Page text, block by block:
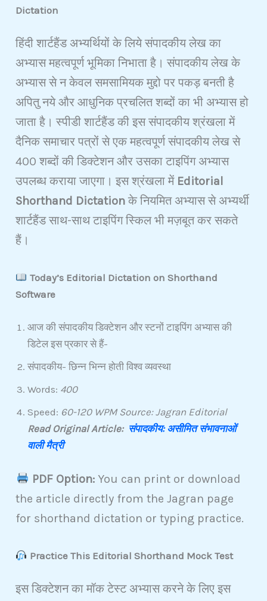
Dictation
हिंदी शार्टहैंड अभ्यर्थियों के लिये संपादकीय लेख का
अभ्यास महत्वपूर्ण भूमिका निभाता है। संपादकीय लेख के
अभ्यास से न केवल समसामियक मुद्दो पर पकड़ बनती है
अपितु नये और आधुनिक प्रचलित शब्दों का भी अभ्यास हो
जाता है। स्पीडी शार्टहैंड की इस संपादकीय श्रंखला में
दैनिक समाचार पत्रों से एक महत्वपूर्ण संपादकीय लेख से
400 शब्दों की डिक्टेशन और उसका टाइपिंग अभ्यास
उपलब्ध कराया जाएगा। इस श्रंखला में Editorial
Shorthand Dictationके नियमित अभ्यास से अभ्यर्थी
शार्टहैंड साथ-साथ टाइपिंग स्किल भी मज़बूत कर सकते
हैं।
Today’s Editorial Dictation on Shorthand
Software
आज की संपादकीय डिक्टेशन और स्टनों टाइपिंग अभ्यास की
डिटेल इस प्रकार से हैं-
संपादकीय- छिन्न भिन्न होती विश्व व्यवस्था
Words: 400
Speed: 60-120 WPM Source: Jagran Editorial
Read Original Article: संपादकीय:असीमित संभावनाओं
वाली मैत्री
PDF Option:You can print or download
the article directly from the Jagran page
for shorthand dictation or typing practice.
Practice This Editorial Shorthand Mock Test
इस डिक्टेशन का मॉक टेस्ट अभ्यास करने के लिए इस